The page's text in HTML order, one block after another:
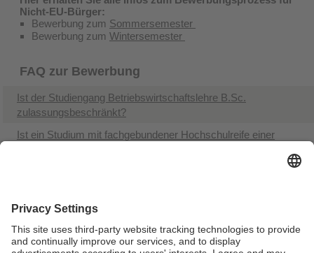
Nicht-EU-Bürger:
Bewerbung zum Sommersemester
Bewerbung zum Wintersemester
FAQ zur Bewerbung
Ist der Studiengang Betriebswirtschaftslehre B.Sc.
zulassungsbeschränkt?
Ist ein Studium mit fachgebundener Hochschulreife einer
einem Hochschulstudium möglich?
Ich habe meine Hochschulzugangsberechtigung außerhalb
Deutschlands erworben. Wie muss ich mich bewerben?